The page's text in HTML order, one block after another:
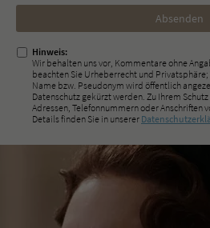
Nicht
ausfüllen!
Hinweis:
Wir behalten uns vor, Kommentare ohne
beachten Sie Urheberrecht und
Name bzw. Pseudonym wird öffentlich
Datenschutz gekürzt werden. Zu Ihrem
Adressen, Telefonnummern oder Anschriften
Details finden Sie in unserer